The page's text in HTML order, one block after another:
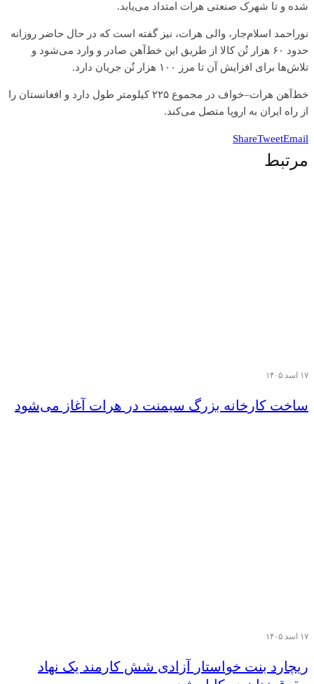
شده و تا شهرک صنعتی هرات امتداد می‌یابد.
نوراحمد اسلام‌جار، والی هرات، نیز گفته است که در حال حاضر روزانه
حدود ۶۰ هزار تُن کالا از طریق این خط‌آهن صادر و وارد می‌شود و
تلاش‌ها برای افزایش آن تا مرز ۱۰۰ هزار تُن جریان دارد.
خط‌آهن هرات–خواف در مجموع ۲۲۵ کیلومتر طول دارد و افغانستان را
از راه ایران به اروپا متصل می‌کند.
ShareTweetEmail
مرتبط
۱۷ اسد ۱۴۰۵
ساخت کارخانه بزرگ سیمنت در هرات آغاز می‌شود
۱۷ اسد ۱۴۰۵
ریچارد بنت خواستار آزادی شش کارمند یک نهاد